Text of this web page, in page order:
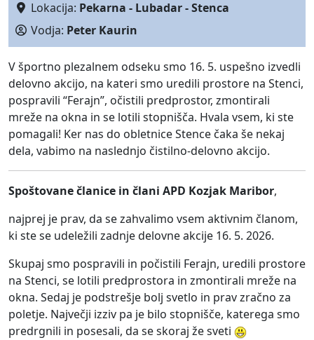
Lokacija: Pekarna - Lubadar - Stenca
Vodja: Peter Kaurin
V športno plezalnem odseku smo 16. 5. uspešno izvedli
delovno akcijo, na kateri smo uredili prostore na Stenci,
pospravili “Ferajn”, očistili predprostor, zmontirali
mreže na okna in se lotili stopnišča. Hvala vsem, ki ste
pomagali! Ker nas do obletnice Stence čaka še nekaj
dela, vabimo na naslednjo čistilno-delovno akcijo.
Spoštovane članice in člani APD Kozjak Maribor,
najprej je prav, da se zahvalimo vsem aktivnim članom,
ki ste se udeležili zadnje delovne akcije 16. 5. 2026.
Skupaj smo pospravili in počistili Ferajn, uredili prostore
na Stenci, se lotili predprostora in zmontirali mreže na
okna. Sedaj je podstrešje bolj svetlo in prav zračno za
poletje. Največji izziv pa je bilo stopnišče, katerega smo
predrgnili in posesali, da se skoraj že sveti